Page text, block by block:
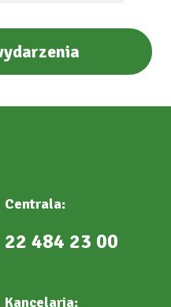
Centrala:
22 484 23 00
Kancelaria: